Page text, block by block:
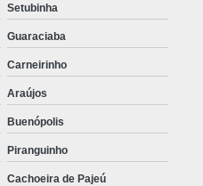
Setubinha
Guaraciaba
Carneirinho
Araújos
Buenópolis
Piranguinho
Cachoeira de Pajeú